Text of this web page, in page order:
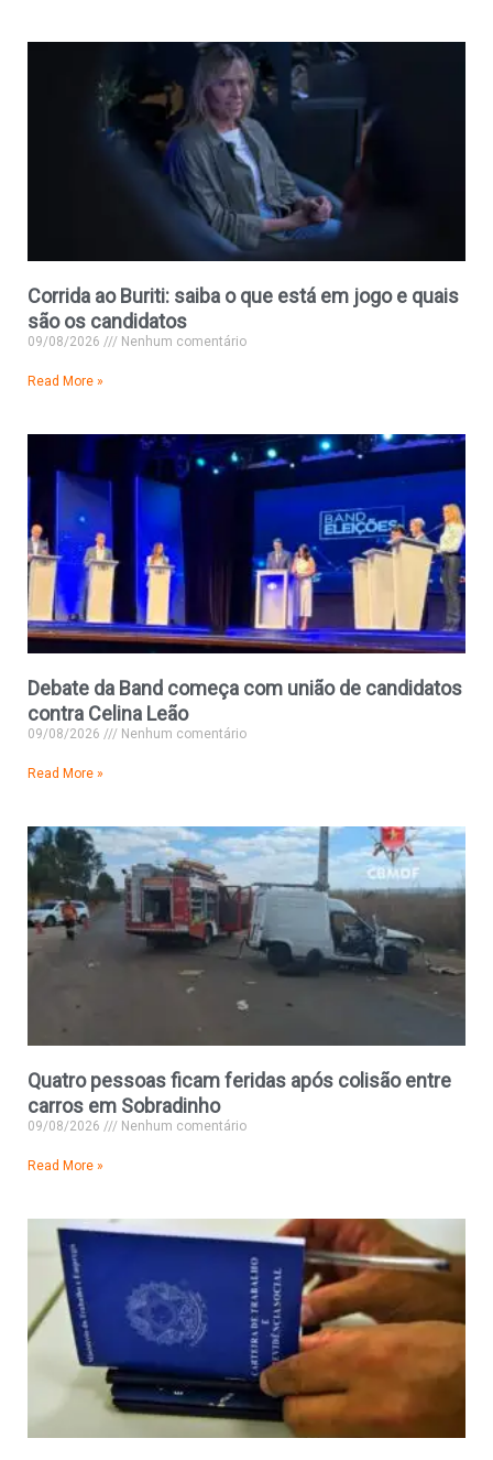
Corrida ao Buriti: saiba o que está em jogo e quais
são os candidatos
09/08/2026 Nenhum comentário
Read More »
Debate da Band começa com união de candidatos
contra Celina Leão
09/08/2026 Nenhum comentário
Read More »
Quatro pessoas ficam feridas após colisão entre
carros em Sobradinho
09/08/2026 Nenhum comentário
Read More »